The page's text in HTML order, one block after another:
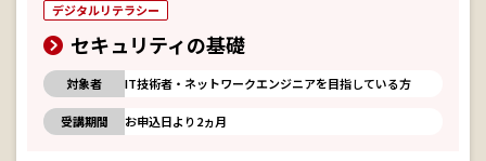
デジタルリテラシー
セキュリティの基礎
対象者 IT技術者・ネットワークエンジニアを目指している方
受講期間 お申込日より2ヵ月